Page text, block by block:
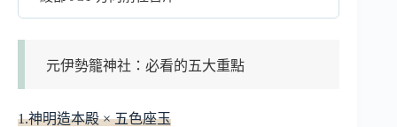
元伊勢籠神社：必看的五大重點
1.神明造本殿 × 五色座玉